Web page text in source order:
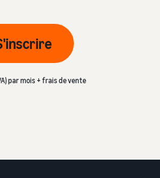
par mois + frais de vente